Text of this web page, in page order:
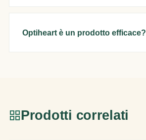
Optiheart è un prodotto efficace?
Prodotti correlati